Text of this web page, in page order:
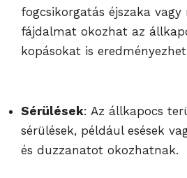
fogcsikorgatás éjszaka vagy
fájdalmat okozhat az
kopásokat is
Sérülések: Az állkapocs
sérülések, például esések
és duzzanatot okozhatnak.